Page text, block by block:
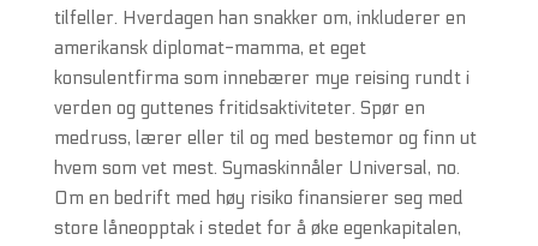
tilfeller. Hverdagen han snakker om, inkluderer en
amerikansk diplomat-mamma, et eget
konsulentfirma som innebærer mye reising rundt i
verden og guttenes fritidsaktiviteter. Spør en
medruss, lærer eller til og med bestemor og finn ut
hvem som vet mest. Symaskinnåler Universal, no.
Om en bedrift med høy risiko finansierer seg med
store låneopptak i stedet for å øke egenkapitalen,